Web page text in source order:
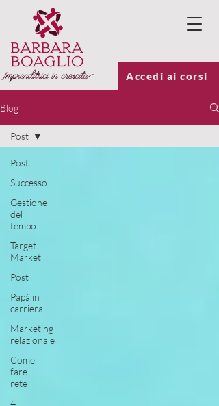
Accedi ai corsi
Blog
Post
Successo
Gestione
del
tempo
Target
Market
Post
Papà in
carriera
Marketing
relazionale
Come
fare
rete
4
Post